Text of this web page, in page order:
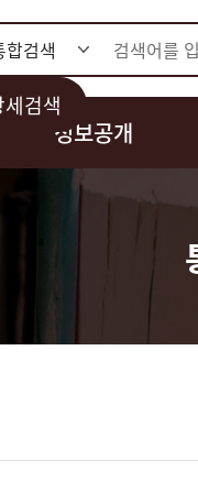
색
검색
정보공개